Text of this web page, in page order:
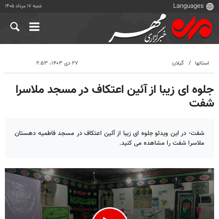
شنبه ۱۷ مرداد ۱۴۰۵
استانها گیلان ۲۷ دی ۱۴۰۳، ۲:۵۳
جلوه ای زیبا از آئین اعتکاف در مسجد ملاسرا
شفت
شفت- در این ویدئو جلوه ای زیبا از آئین اعتکاف در مسجد فاطمیه دهستان
ملاسرا شفت را مشاهده می کنید.